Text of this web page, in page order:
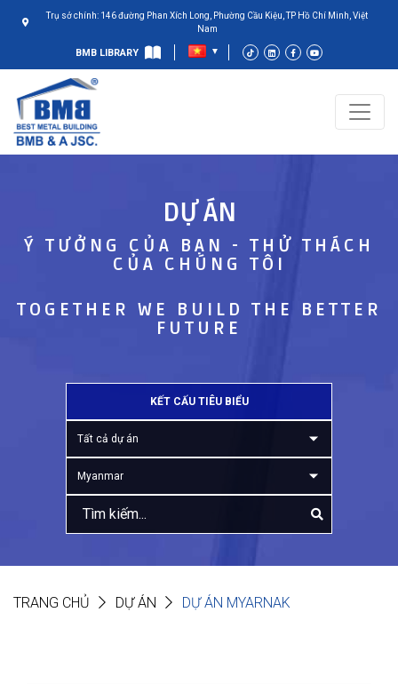
Trụ sở chính: 146 đường Phan Xích Long, Phường Cầu Kiệu, TP Hồ Chí Minh, Việt
Nam
BMB LIBRARY
DỰ ÁN
Ý TƯỞNG CỦA BẠN - THỬ THÁCH
CỦA CHÚNG TÔI
TOGETHER WE BUILD THE BETTER
FUTURE
KẾT CẤU TIÊU BIỂU
Tất cả dự án
Myanmar
TRANG CHỦ DỰ ÁN DỰ ÁN MYARNAK